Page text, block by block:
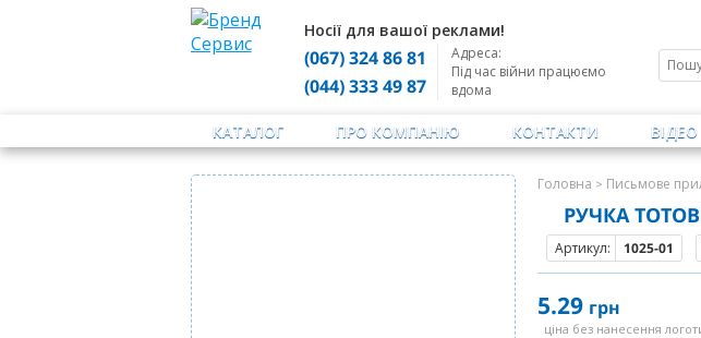
Носії для вашої реклами!
(067) 324 86 81
(044) 333 49 87
Адреса:
Під час війни працюємо
вдома
КАТАЛОГ ПРО КОМПАНІЮ КОНТАКТИ ВІДЕО
Головна > Письмове
РУЧКА
Артикул: 1025-01
5.29 грн
ціна без нанесення